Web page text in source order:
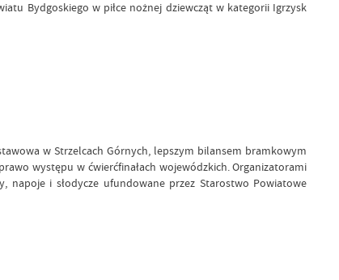
Bydgoskiego w piłce nożnej dziewcząt w kategorii Igrzysk
w Strzelcach Górnych, lepszym bilansem bramkowym
występu w ćwierćfinałach wojewódzkich. Organizatorami
napoje i słodycze ufundowane przez Starostwo Powiatowe